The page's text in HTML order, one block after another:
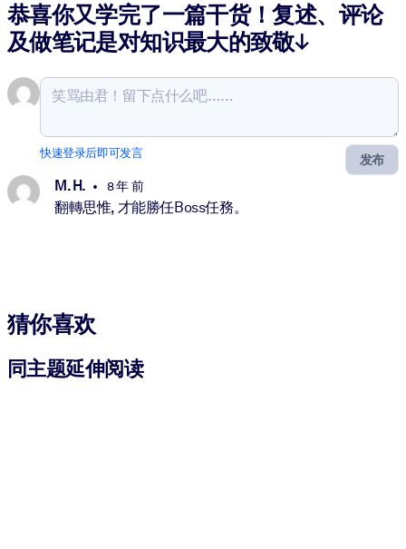
恭喜你又学完了一篇干货！复述、评论
及做笔记是对知识最大的致敬↓
发布
快速登录后即可发言
M. H. 8 年 前
翻轉思惟, 才能勝任Boss任務。
猜你喜欢
同主题延伸阅读